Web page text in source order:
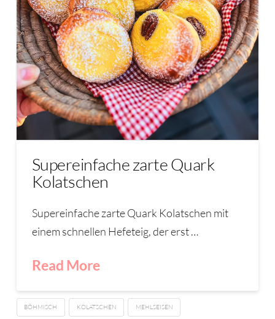
Supereinfache zarte Quark
Kolatschen
Supereinfache zarte Quark Kolatschen mit
einem schnellen Hefeteig, der erst …
Read More
BÖHMISCH KOLATSCHEN MEHLSEISEN